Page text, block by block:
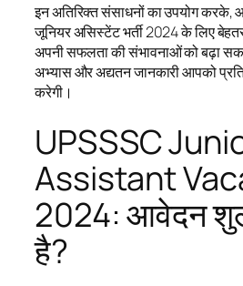
इन अतिरिक्त संसाधनों का उपयोग करके,
जूनियर असिस्टेंट भर्ती 2024 के लिए
अपनी सफलता की संभावनाओं को बढ़ा
अभ्यास और अद्यतन जानकारी आपको
करेगी।
UPSSSC
Assistant
2024: आवेदन
है?